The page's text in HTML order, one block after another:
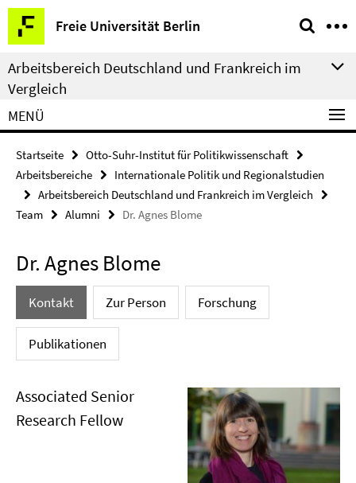
Springe
direkt
zu
Inhalt
Freie Universität Berlin
Service-
Navigation
Arbeitsbereich Deutschland und Frankreich im
Vergleich
MENÜ
Startseite
Otto-Suhr-Institut für Politikwissenschaft
Arbeitsbereiche
Internationale Politik und Regionalstudien
Arbeitsbereich Deutschland und Frankreich im Vergleich
Team
Alumni Dr. Agnes Blome
Dr. Agnes Blome
Kontakt Zur Person Forschung
Publikationen
Associated Senior
Research Fellow